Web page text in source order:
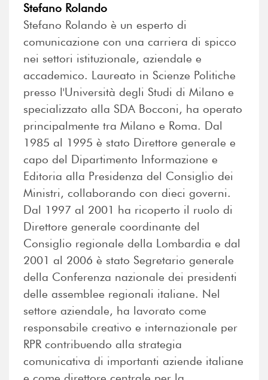
Stefano Rolando
Stefano Rolando è un esperto di
comunicazione con una carriera di spicco
nei settori istituzionale, aziendale e
accademico. Laureato in Scienze Politiche
presso l'Università degli Studi di Milano e
specializzato alla SDA Bocconi, ha operato
principalmente tra Milano e Roma. Dal
1985 al 1995 è stato Direttore generale e
capo del Dipartimento Informazione e
Editoria alla Presidenza del Consiglio dei
Ministri, collaborando con dieci governi.
Dal 1997 al 2001 ha ricoperto il ruolo di
Direttore generale coordinante del
Consiglio regionale della Lombardia e dal
2001 al 2006 è stato Segretario generale
della Conferenza nazionale dei presidenti
delle assemblee regionali italiane. Nel
settore aziendale, ha lavorato come
responsabile creativo e internazionale per
RPR contribuendo alla strategia
comunicativa di importanti aziende italiane